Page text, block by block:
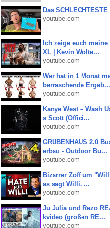
Das
youtube.com
Ich zeige euch
XL | Kevin Wolte...
youtube.com
Wer hat in 1 Monat
berraschende Ergeb...
youtube.com
Kanye West – Wash
s Scott (Offici...
youtube.com
GRUBENHAUS 2.0
erbau - Outdoor Bu...
youtube.com
Bizarrer Zoff um
as sagt Willi. ...
youtube.com
Ju Julia und Rezo
kvideo (großen RE...
youtube.com